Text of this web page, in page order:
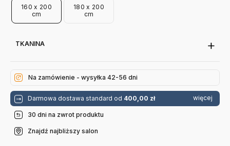
160 x 200
cm
180 x 200
cm
TKANINA
Na zamówienie - wysyłka 42-56 dni
Darmowa dostawa standard od 400,00 zł więcej
30 dni na zwrot produktu
Znajdź najbliższy salon